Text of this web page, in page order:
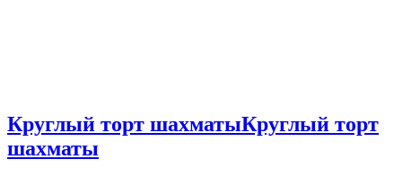
Круглый торт шахматыКруглый торт
шахматы